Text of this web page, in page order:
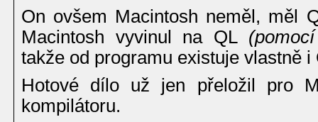
On ovšem Macintosh neměl, měl
Macintosh vyvinul na QL
takže od programu existuje vlastně i
Hotové dílo už jen přeložil pro
kompilátoru.